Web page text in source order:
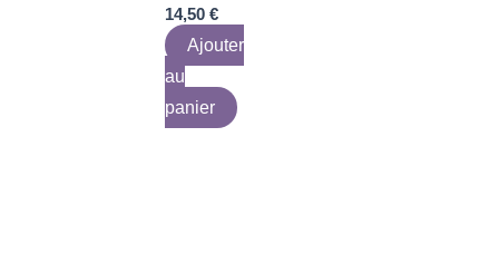
14,50€
Ajouter
au
panier